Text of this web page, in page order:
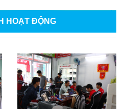
HOẠT ĐỘNG